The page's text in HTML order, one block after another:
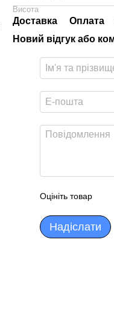
Висота
Доставка Оплата
Новий відгук або
Оцініть товар
Надіслати